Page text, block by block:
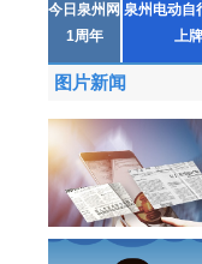
今日泉州网
1周年
泉州电动自
上牌
图片新闻